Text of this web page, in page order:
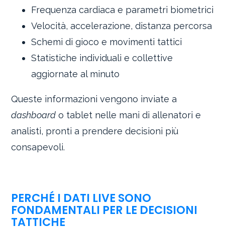
Frequenza cardiaca e parametri biometrici
Velocità, accelerazione, distanza percorsa
Schemi di gioco e movimenti tattici
Statistiche individuali e collettive
aggiornate al minuto
Queste informazioni vengono inviate a
dashboard o tablet nelle mani di allenatori e
analisti, pronti a prendere decisioni più
consapevoli.
PERCHÉ I DATI LIVE SONO
FONDAMENTALI PER LE DECISIONI
TATTICHE